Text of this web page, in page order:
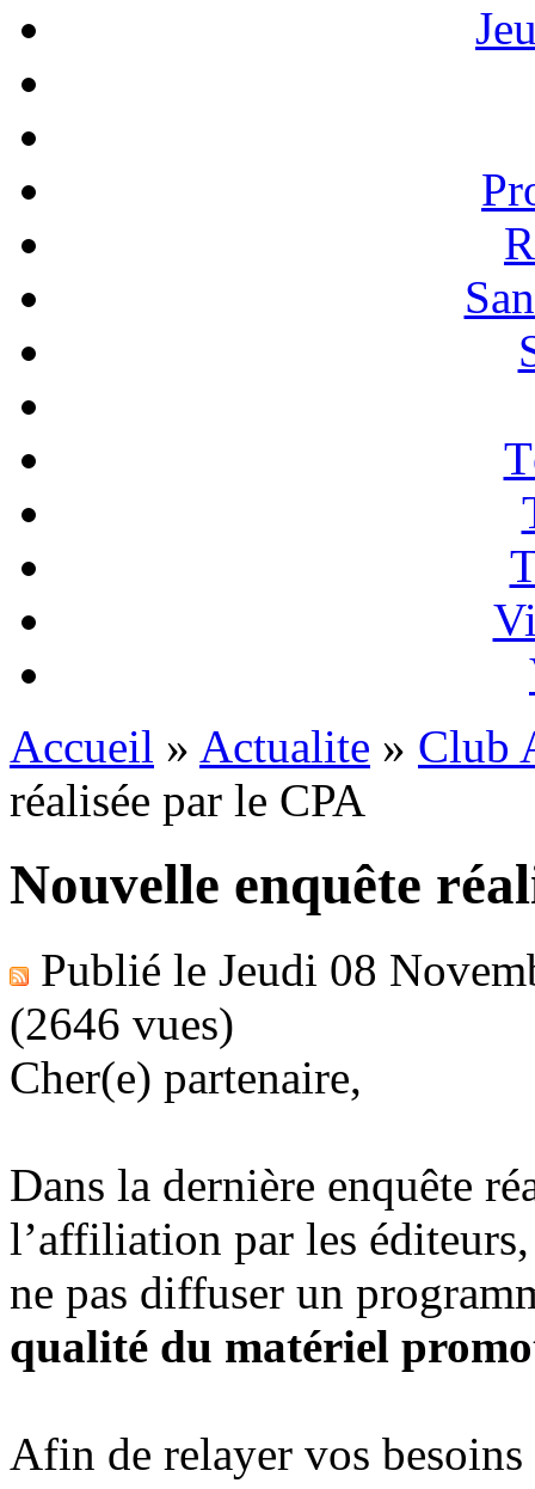
Accueil » Actualite » Club
réalisée par le CPA
Nouvelle enquête
Publié le Jeudi 08
(2646 vues)
Cher(e) partenaire,
Dans la dernière enquête
l’affiliation par les
ne pas diffuser un
qualité du matériel
Afin de relayer vos besoins